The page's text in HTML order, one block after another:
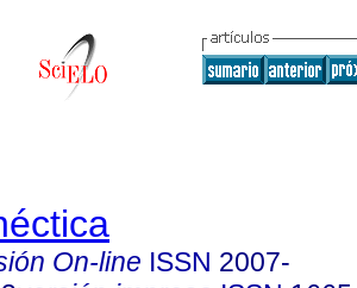
On-line ISSN 2007-